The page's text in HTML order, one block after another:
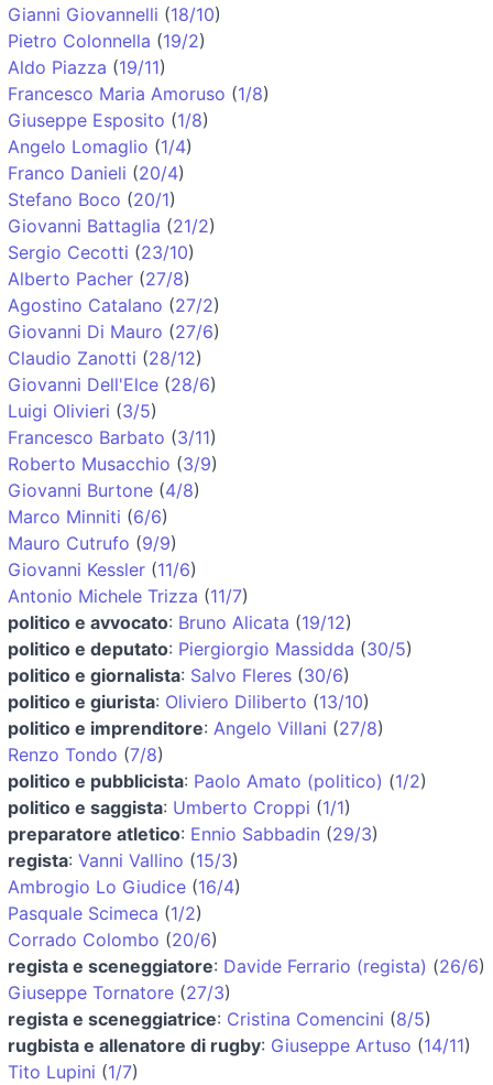
Gianni Giovannelli (18/10)
Pietro Colonnella (19/2)
Aldo Piazza (19/11)
Francesco Maria Amoruso (1/8)
Giuseppe Esposito (1/8)
Angelo Lomaglio (1/4)
Franco Danieli (20/4)
Stefano Boco (20/1)
Giovanni Battaglia (21/2)
Sergio Cecotti (23/10)
Alberto Pacher (27/8)
Agostino Catalano (27/2)
Giovanni Di Mauro (27/6)
Claudio Zanotti (28/12)
Giovanni Dell'Elce (28/6)
Luigi Olivieri (3/5)
Francesco Barbato (3/11)
Roberto Musacchio (3/9)
Giovanni Burtone (4/8)
Marco Minniti (6/6)
Mauro Cutrufo (9/9)
Giovanni Kessler (11/6)
Antonio Michele Trizza (11/7)
politico e avvocato: Bruno Alicata (19/12)
politico e deputato: Piergiorgio Massidda (30/5)
politico e giornalista: Salvo Fleres (30/6)
politico e giurista: Oliviero Diliberto (13/10)
politico e imprenditore: Angelo Villani (27/8)
Renzo Tondo (7/8)
politico e pubblicista: Paolo Amato (politico) (1/2)
politico e saggista: Umberto Croppi (1/1)
preparatore atletico: Ennio Sabbadin (29/3)
regista: Vanni Vallino (15/3)
Ambrogio Lo Giudice (16/4)
Pasquale Scimeca (1/2)
Corrado Colombo (20/6)
regista e sceneggiatore: Davide Ferrario (regista) (26/6)
Giuseppe Tornatore (27/3)
regista e sceneggiatrice: Cristina Comencini (8/5)
rugbista e allenatore di rugby: Giuseppe Artuso (14/11)
Tito Lupini (1/7)